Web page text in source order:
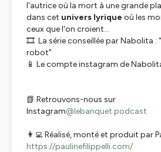
l'autrice où la mort à une grande
dans cet univers lyrique où les
ceux que l'on croient...
🎞 La série conseillée par Nabolita :
robot"
📱 Le compte instagram de
📗 Retrouvons-nous sur
Instagram@lebanquet.podcast
👩‍💻 Réalisé, monté et produit par
https://paulinefilippelli.com/